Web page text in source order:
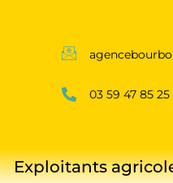
03 59 47 85 25
Exploitants